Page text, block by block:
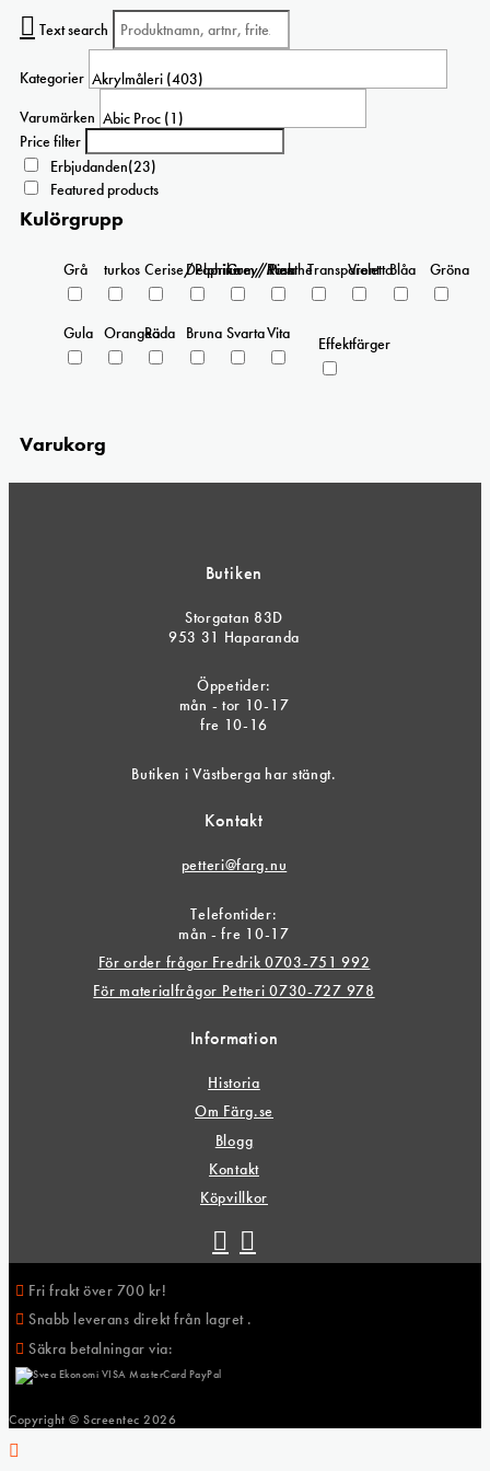
varianter.
De
alternativen
kan
väljas
på
produktsidan
Text search
Kategorier
Varumärken
Price filter
Erbjudanden(23)
Featured products
Kulörgrupp
Grå turkos Cerise/Paprika
Delphinium/Menthe
Grey/Pink
Rosa Transparent
ViolettaBlåa Gröna
Gula OrangeaRöda Bruna SvartaVita
Effektfärger
Varukorg
Butiken
Storgatan 83D
953 31 Haparanda
Öppetider:
mån - tor 10-17
fre 10-16
Butiken i Västberga har stängt.
Kontakt
petteri@farg.nu
Telefontider:
mån - fre 10-17
För order frågor Fredrik 0703-751 992
För materialfrågor Petteri 0730-727 978
Information
Historia
Om Färg.se
Blogg
Kontakt
Köpvillkor
Fri frakt över 700 kr!
Snabb leverans direkt från lagret .
Säkra betalningar via:
Copyright © Screentec 2026